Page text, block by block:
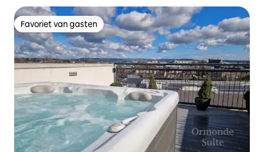
Favoriet van gasten
Favoriet van gasten